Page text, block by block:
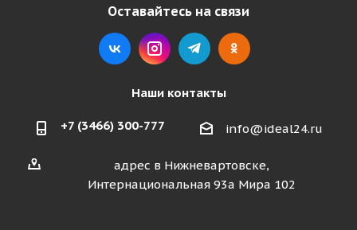
Оставайтесь на связи
Наши контакты
+7 (3466) 300-777 info@ideal24.ru
адрес в Нижневартовске,
Интернациональная 93а Мира 102